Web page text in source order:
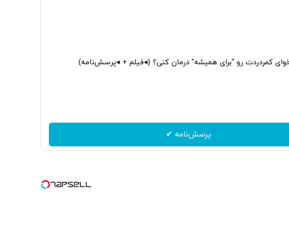
کمردردت رو "برای همیشه" درمان کنی؟ (◂فیلم + ◂پرسش‌نامه)
پرسش‌نامه ✔